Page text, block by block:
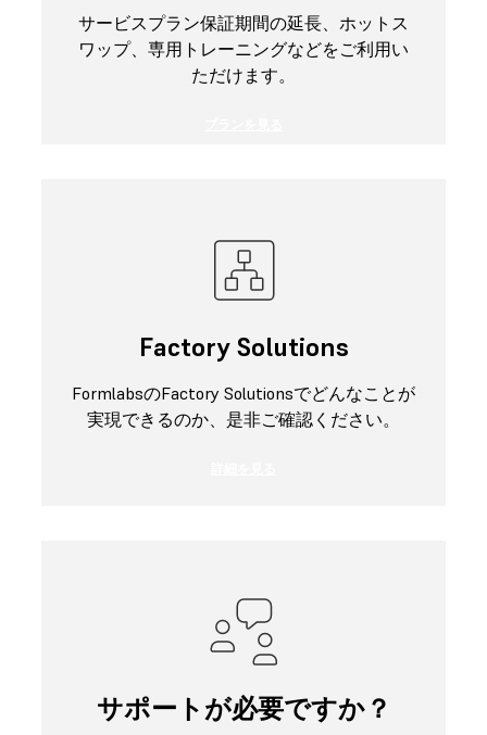
サービスプラン保証期間の延長、ホットス
ワップ、専用トレーニングなどをご利用い
ただけます。
Factory Solutions
FormlabsのFactory Solutionsでどんなことが
実現できるのか、是非ご確認ください。
サポートが必要ですか？